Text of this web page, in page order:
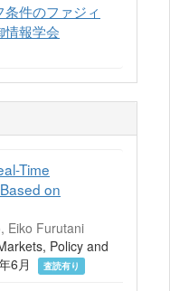
件のファジィ
情報学会
Time
on
Eiko Furutani
Policy and
6月
査読有り